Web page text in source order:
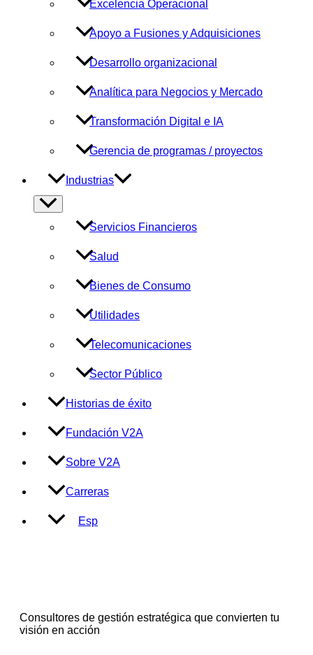
Excelencia Operacional
Apoyo a Fusiones y Adquisiciones
Desarrollo organizacional
Analítica para Negocios y Mercado
Transformación Digital e IA
Gerencia de programas / proyectos
Industrias
Alternar
menú
Servicios Financieros
Salud
Bienes de Consumo
Utilidades
Telecomunicaciones
Sector Público
Historias de éxito
Fundación V2A
Sobre V2A
Carreras
Esp
Consultores de gestión estratégica que convierten tu
visión en acción